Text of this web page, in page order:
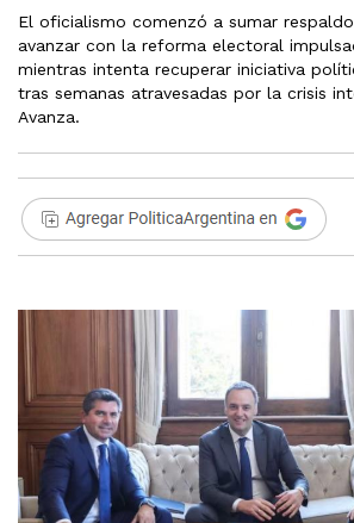
El oficialismo comenzó a sumar
avanzar con la reforma electoral
mientras intenta recuperar iniciativa
tras semanas atravesadas por la crisis
Avanza.